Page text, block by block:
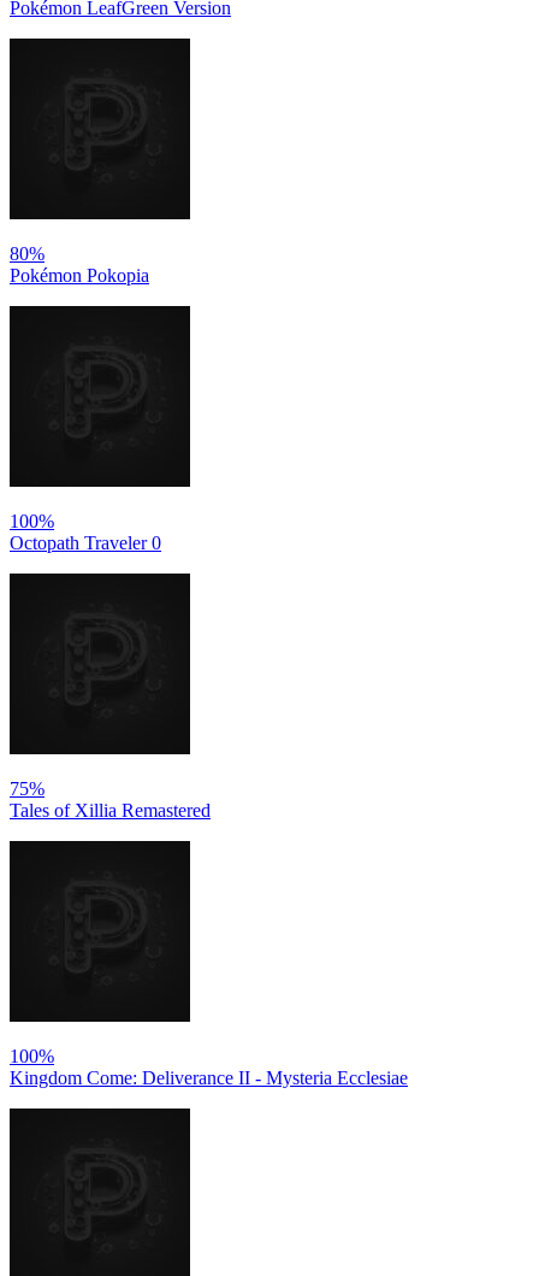
Pokémon LeafGreen Version
80%
Pokémon Pokopia
100%
Octopath Traveler 0
75%
Tales of Xillia Remastered
100%
Kingdom Come: Deliverance II - Mysteria Ecclesiae